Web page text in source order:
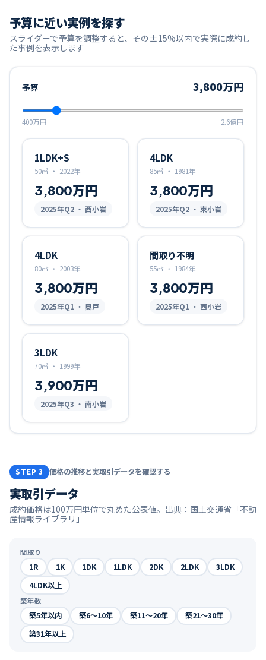
予算に近い実例を探す
スライダーで予算を調整すると、その±15%以内で実際に成約し
た事例を表示します
予算 3,800万円
400万円 2.6億円
1LDK+S
50㎡ ・ 2022年
3,800万円
2025年Q2 ・ 西小岩
4LDK
85㎡ ・ 1981年
3,800万円
2025年Q2 ・ 東小岩
4LDK
80㎡ ・ 2003年
3,800万円
2025年Q1 ・ 奥戸
間取り不明
55㎡ ・ 1984年
3,800万円
2025年Q1 ・ 西小岩
3LDK
70㎡ ・ 1999年
3,900万円
2025年Q3 ・ 南小岩
STEP 3 価格の推移と実取引データを確認する
実取引データ
成約価格は100万円単位で丸めた公表値。出典：国土交通省「不動
産情報ライブラリ」
間取り
1R 1K 1DK 1LDK 2DK 2LDK
3LDK
4LDK以上
築年数
築5年以内 築6〜10年 築11〜20年
築21〜30年
築31年以上